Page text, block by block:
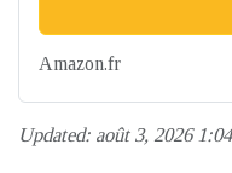
Amazon.fr
Updated: août 3, 2026